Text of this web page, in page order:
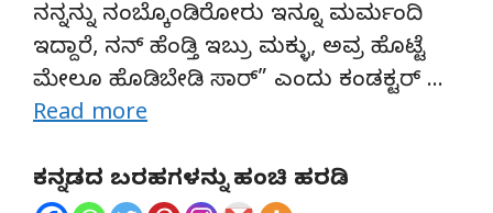
ನನ್ನನ್ನು ನಂಬ್ಕೊಂಡಿರೋರು ಇನ್ನೂ ಮರ್ಮಂದಿ
ಇದ್ದಾರೆ, ನನ್ ಹೆಂಡ್ತಿ ಇಬ್ರು ಮಕ್ಳು, ಅವ್ರ ಹೊಟ್ಟೆ
ಮೇಲೂ ಹೊಡಿಬೇಡಿ ಸಾರ್” ಎಂದು ಕಂಡಕ್ಟರ್ …
Read more
ಕನ್ನಡದ ಬರಹಗಳನ್ನು ಹಂಚಿ ಹರಡಿ